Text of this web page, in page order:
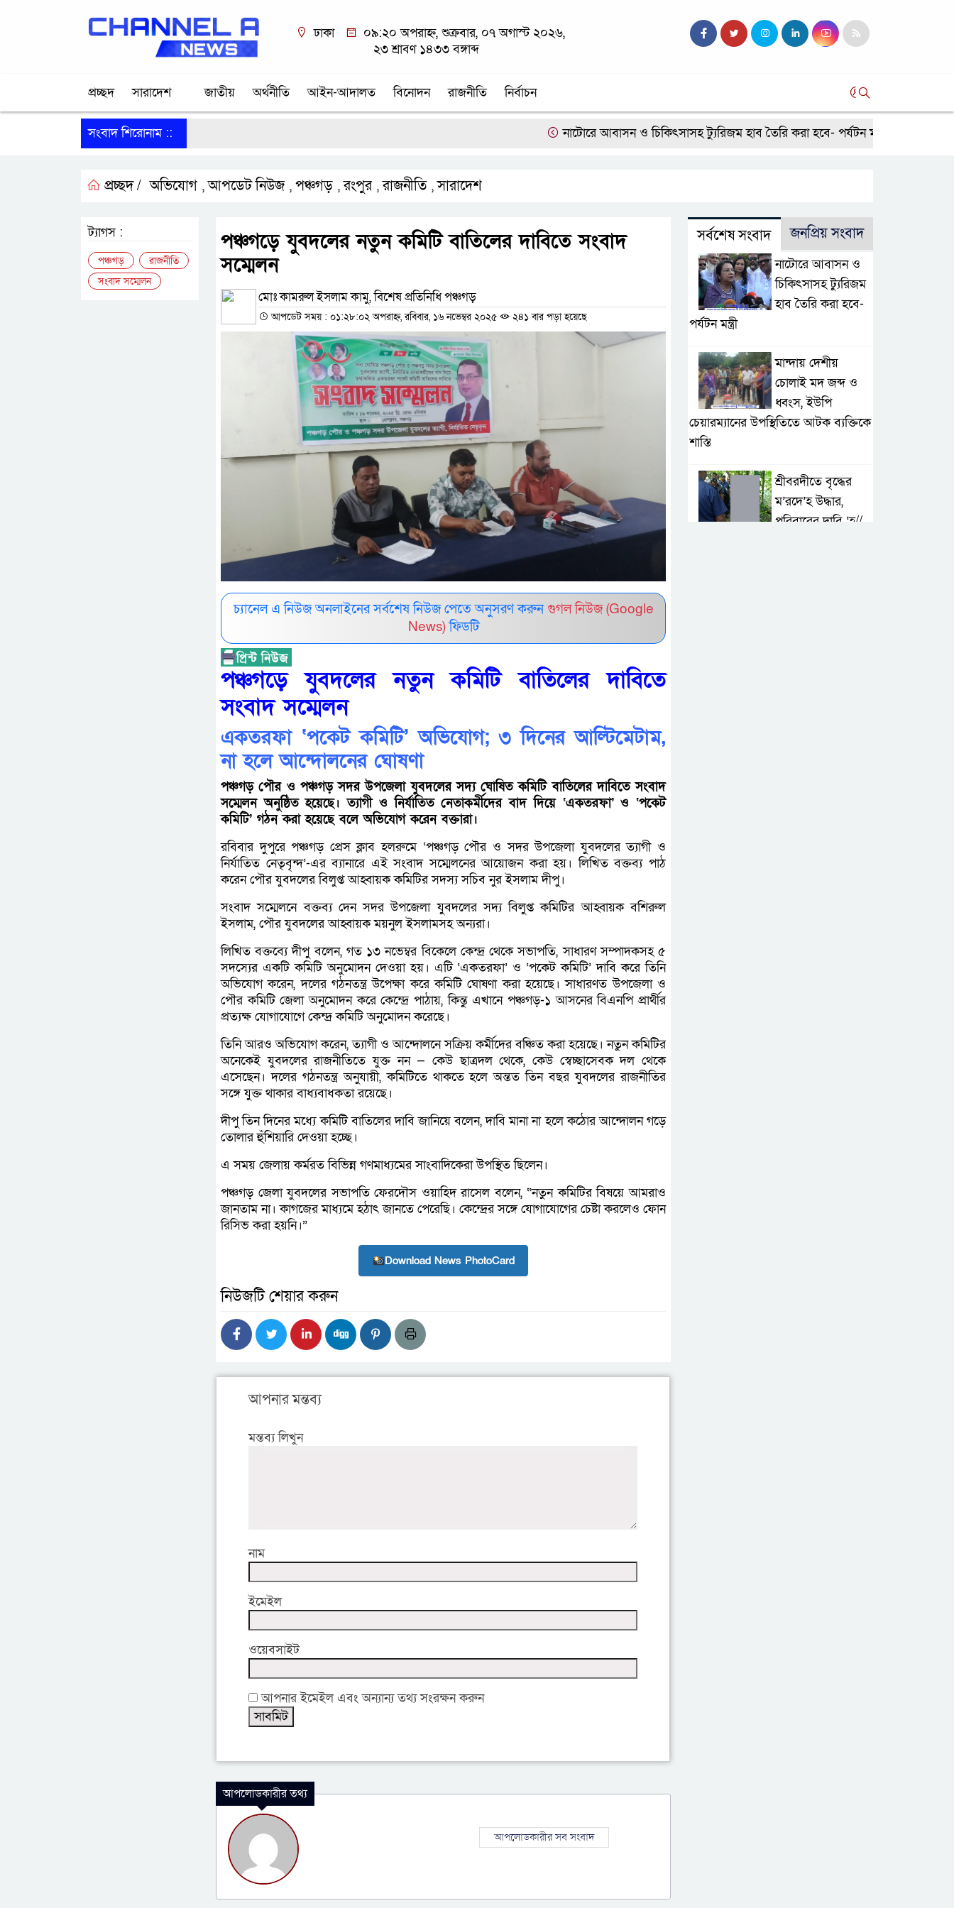
ঢাকা
০৯:২০ অপরাহ্ন, শুক্রবার, ০৭ অগাস্ট ২০২৬,
২৩ শ্রাবণ ১৪৩৩ বঙ্গাব্দ
প্রচ্ছদ সারাদেশ জাতীয় অর্থনীতি আইন-আদালত বিনোদন রাজনীতি নির্বাচন
সংবাদ শিরোনাম :: নাটোরে আবাসন ও চিকিৎসাসহ ট্যুরিজম হাব তৈরি করা হবে- পর্যটন মন্ত্রী
প্রচ্ছদ / অভিযোগ ,আপডেট নিউজ , পঞ্চগড় ,রংপুর ,রাজনীতি ,সারাদেশ
পঞ্চগড়ে যুবদলের নতুন কমিটি বাতিলের দাবিতে সংবাদ
সম্মেলন
মোঃ কামরুল ইসলাম কামু, বিশেষ প্রতিনিধি পঞ্চগড়
আপডেট সময় : ০১:২৮:০২ অপরাহ্ন, রবিবার, ১৬ নভেম্বর ২০২৫ ২৪১ বার পড়া হয়েছে
চ্যানেল এ নিউজ অনলাইনের সর্বশেষ নিউজ পেতে অনুসরণ করুনগুগল নিউজ (Google
News) ফিডটি
পঞ্চগড়ে যুবদলের নতুন কমিটি বাতিলের দাবিতে
সংবাদ সম্মেলন
একতরফা ‘পকেট কমিটি’ অভিযোগ; ৩ দিনের আল্টিমেটাম,
না হলে আন্দোলনের ঘোষণা
পঞ্চগড় পৌর ও পঞ্চগড় সদর উপজেলা যুবদলের সদ্য ঘোষিত কমিটি বাতিলের দাবিতে সংবাদ
সম্মেলন অনুষ্ঠিত হয়েছে। ত্যাগী ও নির্যাতিত নেতাকর্মীদের বাদ দিয়ে ‘একতরফা’ ও ‘পকেট
কমিটি’ গঠন করা হয়েছে বলে অভিযোগ করেন বক্তারা।
রবিবার দুপুরে পঞ্চগড় প্রেস ক্লাব হলরুমে ‘পঞ্চগড় পৌর ও সদর উপজেলা যুবদলের ত্যাগী ও
নির্যাতিত নেতৃবৃন্দ’-এর ব্যানারে এই সংবাদ সম্মেলনের আয়োজন করা হয়। লিখিত বক্তব্য পাঠ
করেন পৌর যুবদলের বিলুপ্ত আহ্বায়ক কমিটির সদস্য সচিব নুর ইসলাম দীপু।
সংবাদ সম্মেলনে বক্তব্য দেন সদর উপজেলা যুবদলের সদ্য বিলুপ্ত কমিটির আহ্বায়ক বশিরুল
ইসলাম, পৌর যুবদলের আহ্বায়ক ময়নুল ইসলামসহ অন্যরা।
লিখিত বক্তব্যে দীপু বলেন, গত ১৩ নভেম্বর বিকেলে কেন্দ্র থেকে সভাপতি, সাধারণ সম্পাদকসহ ৫
সদস্যের একটি কমিটি অনুমোদন দেওয়া হয়। এটি ‘একতরফা’ ও ‘পকেট কমিটি’ দাবি করে তিনি
অভিযোগ করেন, দলের গঠনতন্ত্র উপেক্ষা করে কমিটি ঘোষণা করা হয়েছে। সাধারণত উপজেলা ও
পৌর কমিটি জেলা অনুমোদন করে কেন্দ্রে পাঠায়, কিন্তু এখানে পঞ্চগড়-১ আসনের বিএনপি প্রার্থীর
প্রত্যক্ষ যোগাযোগে কেন্দ্র কমিটি অনুমোদন করেছে।
তিনি আরও অভিযোগ করেন, ত্যাগী ও আন্দোলনে সক্রিয় কর্মীদের বঞ্চিত করা হয়েছে। নতুন কমিটির
অনেকেই যুবদলের রাজনীতিতে যুক্ত নন — কেউ ছাত্রদল থেকে, কেউ স্বেচ্ছাসেবক দল থেকে
এসেছেন। দলের গঠনতন্ত্র অনুযায়ী, কমিটিতে থাকতে হলে অন্তত তিন বছর যুবদলের রাজনীতির
সঙ্গে যুক্ত থাকার বাধ্যবাধকতা রয়েছে।
দীপু তিন দিনের মধ্যে কমিটি বাতিলের দাবি জানিয়ে বলেন, দাবি মানা না হলে কঠোর আন্দোলন গড়ে
তোলার হুঁশিয়ারি দেওয়া হচ্ছে।
এ সময় জেলায় কর্মরত বিভিন্ন গণমাধ্যমের সাংবাদিকেরা উপস্থিত ছিলেন।
পঞ্চগড় জেলা যুবদলের সভাপতি ফেরদৌস ওয়াহিদ রাসেল বলেন, “নতুন কমিটির বিষয়ে আমরাও
জানতাম না। কাগজের মাধ্যমে হঠাৎ জানতে পেরেছি। কেন্দ্রের সঙ্গে যোগাযোগের চেষ্টা করলেও ফোন
রিসিভ করা হয়নি।”
Download News PhotoCard
নিউজটি শেয়ার করুন
আপনার মন্তব্য
মন্তব্য লিখুন
নাম
ইমেইল
ওয়েবসাইট
আপনার ইমেইল এবং অন্যান্য তথ্য সংরক্ষন করুন
আপলোডকারীর তথ্য
আপলোডকারীর সব সংবাদ
ট্যাগস :
পঞ্চগড়
রাজনীতি
সংবাদ সম্মেলন
সর্বশেষ সংবাদ জনপ্রিয় সংবাদ
নাটোরে আবাসন ও
চিকিৎসাসহ ট্যুরিজম
হাব তৈরি করা হবে-
পর্যটন মন্ত্রী
মান্দায় দেশীয়
চোলাই মদ জব্দ ও
ধ্বংস, ইউপি
চেয়ারম্যানের উপস্থিতিতে আটক ব্যক্তিকে
শাস্তি
শ্রীবরদীতে বৃদ্ধের
ম’রদে’হ উদ্ধার,
পরিবারের দাবি ‘হ//